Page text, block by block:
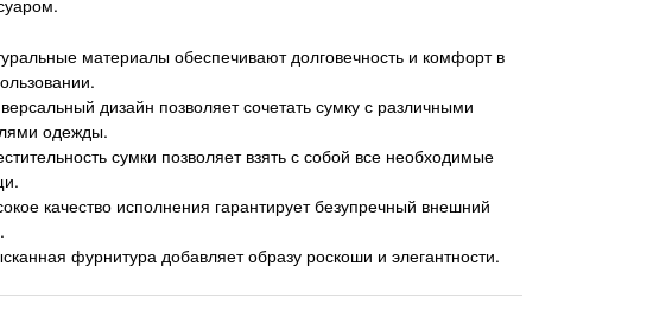
материалы обеспечивают долговечность и комфорт в
дизайн позволяет сочетать сумку с различными
одежды.
сумки позволяет взять с собой все необходимые
качество исполнения гарантирует безупречный внешний
фурнитура добавляет образу роскоши и элегантности.